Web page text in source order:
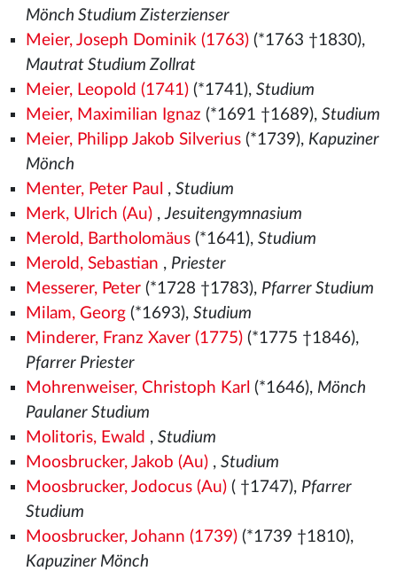
Mönch Studium Zisterzienser
Meier, Joseph Dominik (1763)(*1763 †1830),
Mautrat Studium Zollrat
Meier, Leopold (1741)(*1741), Studium
Meier, Maximilian Ignaz (*1691 †1689), Studium
Meier, Philipp Jakob Silverius(*1739), Kapuziner
Mönch
Menter, Peter Paul , Studium
Merk, Ulrich (Au),Jesuitengymnasium
Merold, Bartholomäus(*1641), Studium
Merold, Sebastian , Priester
Messerer, Peter(*1728 †1783), Pfarrer Studium
Milam, Georg(*1693), Studium
Minderer, Franz Xaver (1775)(*1775 †1846),
Pfarrer Priester
Mohrenweiser, Christoph Karl (*1646), Mönch
Paulaner Studium
Molitoris, Ewald , Studium
Moosbrucker, Jakob (Au), Studium
Moosbrucker, Jodocus (Au)( †1747), Pfarrer
Studium
Moosbrucker, Johann (1739)(*1739 †1810),
Kapuziner Mönch